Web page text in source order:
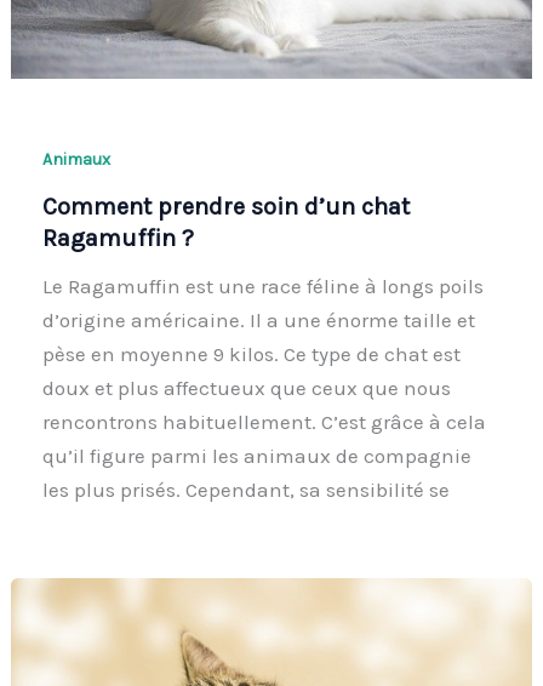
Animaux
Comment prendre soin d’un chat
Ragamuffin ?
Le Ragamuffin est une race féline à longs poils
d’origine américaine. Il a une énorme taille et
pèse en moyenne 9 kilos. Ce type de chat est
doux et plus affectueux que ceux que nous
rencontrons habituellement. C’est grâce à cela
qu’il figure parmi les animaux de compagnie
les plus prisés. Cependant, sa sensibilité se